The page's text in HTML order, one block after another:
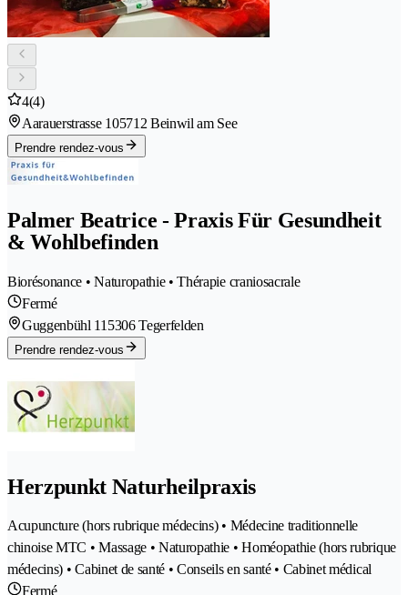
4(4)
Aarauerstrasse 105712 Beinwil am See
Prendre rendez-vous
Palmer Beatrice - Praxis Für Gesundheit
& Wohlbefinden
Biorésonance • Naturopathie • Thérapie craniosacrale
Fermé
Guggenbühl 11 5306 Tegerfelden
Prendre rendez-vous
Herzpunkt Naturheilpraxis
Acupuncture (hors rubrique médecins) • Médecine traditionnelle
chinoise MTC • Massage • Naturopathie • Homéopathie (hors rubrique
médecins) • Cabinet de santé • Conseils en santé • Cabinet médical
Fermé